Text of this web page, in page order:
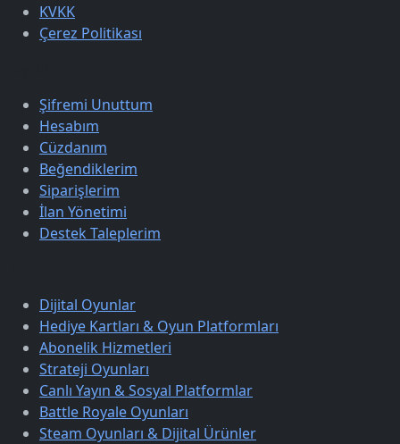
KVKK
Çerez Politikası
Şifremi Unuttum
Hesabım
Cüzdanım
Beğendiklerim
Siparişlerim
İlan Yönetimi
Destek Taleplerim
Dijital Oyunlar
Hediye Kartları & Oyun Platformları
Abonelik Hizmetleri
Strateji Oyunları
Canlı Yayın & Sosyal Platformlar
Battle Royale Oyunları
Steam Oyunları & Dijital Ürünler